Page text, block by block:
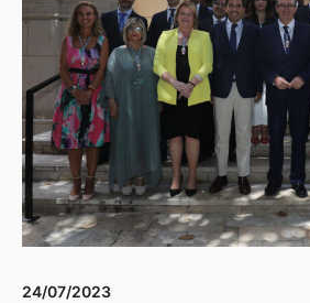
24/07/2023